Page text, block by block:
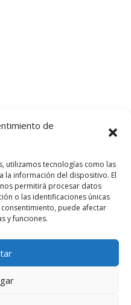
de
utilizamos tecnologías como las
la información del dispositivo. El
permitirá procesar datos
o las identificaciones únicas
puede afectar
y funciones.